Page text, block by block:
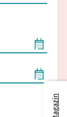
2 Zeichen